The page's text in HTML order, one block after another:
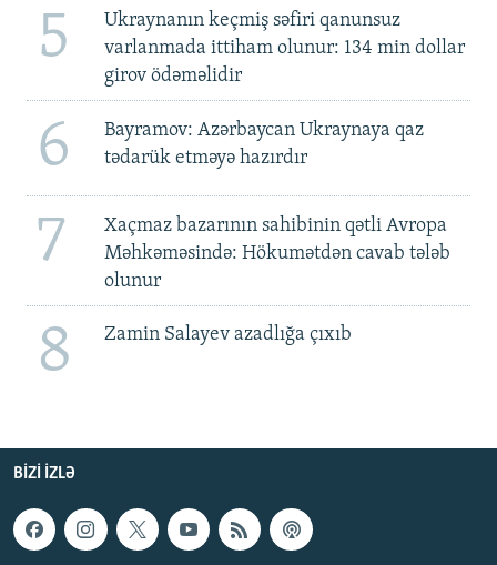
5
Ukraynanın keçmiş səfiri qanunsuz
varlanmada ittiham olunur: 134 min dollar
girov ödəməlidir
6
Bayramov: Azərbaycan Ukraynaya qaz
tədarük etməyə hazırdır
7
Xaçmaz bazarının sahibinin qətli Avropa
Məhkəməsində: Hökumətdən cavab tələb
olunur
8 Zamin Salayev azadlığa çıxıb
BIZI IZLƏ